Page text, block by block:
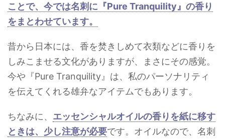
ことで、今では名刺に『Pure Tranquility』の香り
をまとわせています。
昔から日本には、香を焚きしめて衣類などに香りを
しみこませる文化がありますが、まさにその感覚。
今や 『Pure Tranquility』は、私のパーソナリティ
を伝えてくれる雄弁なアイテムでもあります。
ちなみに、 エッセンシャルオイルの香りを紙に移す
ときは、少し注意が必要です。オイルなので、名刺